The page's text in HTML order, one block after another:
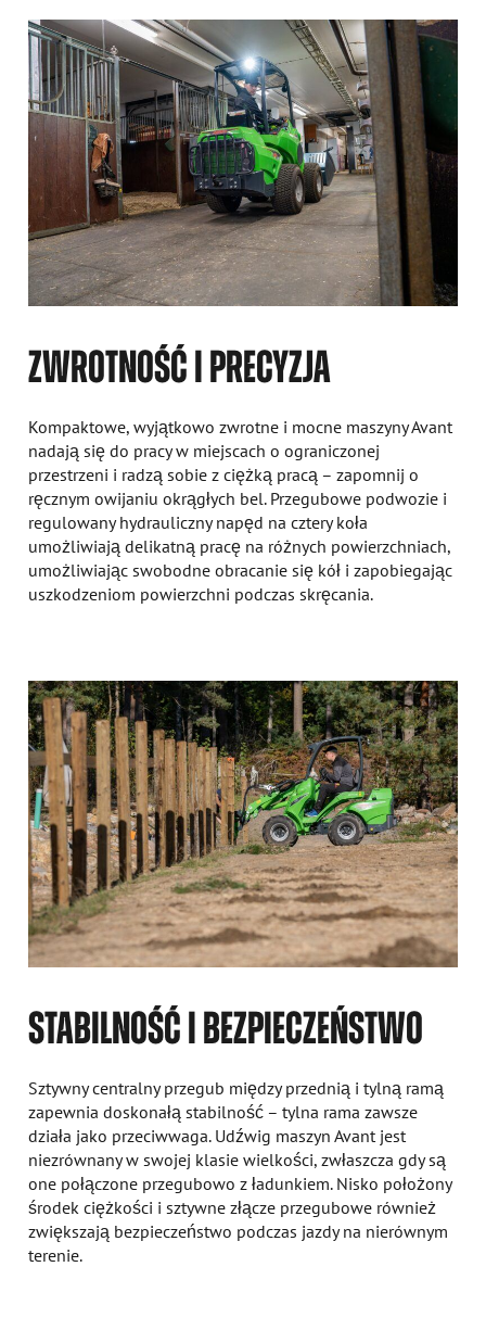
ZWROTNOŚĆ I PRECYZJA
Kompaktowe, wyjątkowo zwrotne i mocne maszyny Avant
nadają się do pracy w miejscach o ograniczonej
przestrzeni i radzą sobie z ciężką pracą – zapomnij o
ręcznym owijaniu okrągłych bel. Przegubowe podwozie i
regulowany hydrauliczny napęd na cztery koła
umożliwiają delikatną pracę na różnych powierzchniach,
umożliwiając swobodne obracanie się kół i zapobiegając
uszkodzeniom powierzchni podczas skręcania.
STABILNOŚĆ I BEZPIECZEŃSTWO
Sztywny centralny przegub między przednią i tylną ramą
zapewnia doskonałą stabilność – tylna rama zawsze
działa jako przeciwwaga. Udźwig maszyn Avant jest
niezrównany w swojej klasie wielkości, zwłaszcza gdy są
one połączone przegubowo z ładunkiem. Nisko położony
środek ciężkości i sztywne złącze przegubowe również
zwiększają bezpieczeństwo podczas jazdy na nierównym
terenie.